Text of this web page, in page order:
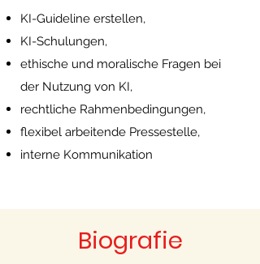
KI-Guideline erstellen,
KI-Schulungen,
ethische und moralische Fragen bei
der Nutzung von KI,
rechtliche Rahmenbedingungen,
flexibel arbeitende Pressestelle,
interne Kommunikation
Biografie